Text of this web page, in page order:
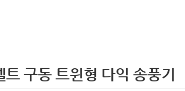
구동 트윈형 다익 송풍기